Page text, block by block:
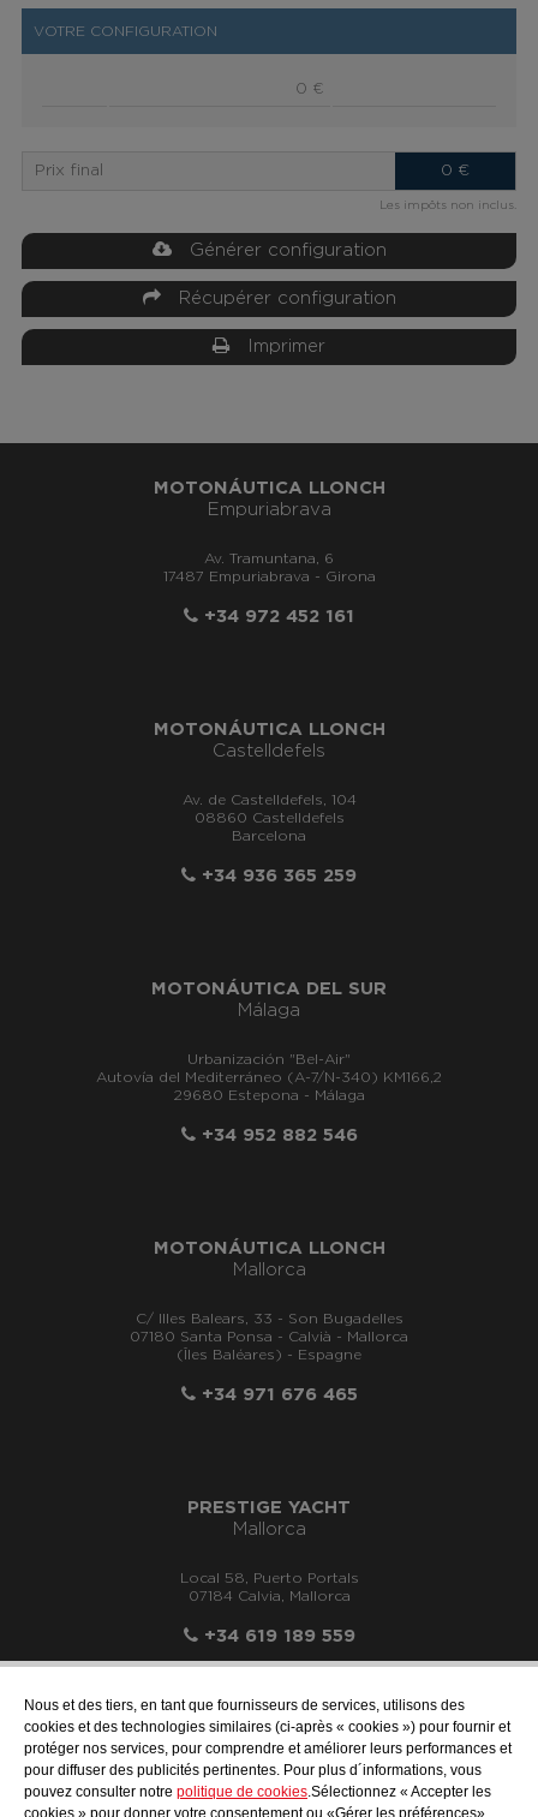
VOTRE CONFIGURATION
0 €
Prix final 0 €
Les impôts non inclus.
Générer configuration
Récupérer configuration
Imprimer
Nous et des tiers, en tant que fournisseurs de services, utilisons des
cookies et des technologies similaires (ci-après « cookies ») pour fournir et
protéger nos services, pour comprendre et améliorer leurs performances et
pour diffuser des publicités pertinentes. Pour plus d´informations, vous
pouvez consulter notre politique de cookies.Sélectionnez « Accepter les
cookies » pour donner votre consentement ou «Gérer les préférences»
MOTONÁUTICA LLONCH
Empuriabrava
Av. Tramuntana, 6
17487 Empuriabrava - Girona
+34 972 452 161
MOTONÁUTICA LLONCH
Castelldefels
Av. de Castelldefels, 104
08860 Castelldefels
Barcelona
+34 936 365 259
MOTONÁUTICA DEL SUR
Málaga
Urbanización "Bel-Air"
Autovía del Mediterráneo (A-7/N-340) KM166,2
29680 Estepona - Málaga
+34 952 882 546
MOTONÁUTICA LLONCH
Mallorca
C/ Illes Balears, 33 - Son Bugadelles
07180 Santa Ponsa - Calvià - Mallorca
(Îles Baléares) - Espagne
+34 971 676 465
PRESTIGE YACHT
Mallorca
Local 58, Puerto Portals
07184 Calvia, Mallorca
+34 619 189 559
info@motonauticallonch.com